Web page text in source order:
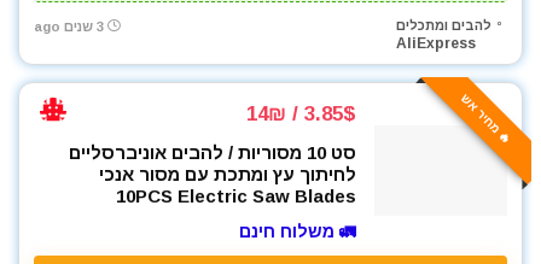
להבים ומתכלים
AliExpress
3 שנים ago
🔥 מחיר אש 3.85$ / 14₪
סט 10 מסוריות / להבים אוניברסליים
לחיתוך עץ ומתכת עם מסור אנכי
10PCS Electric Saw Blades
🚛 משלוח חינם